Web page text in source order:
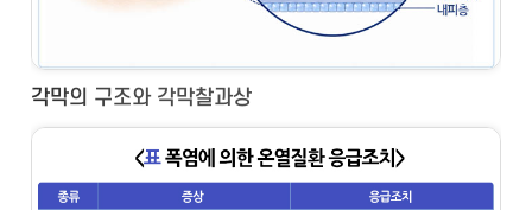
각막의 구조와 각막찰과상